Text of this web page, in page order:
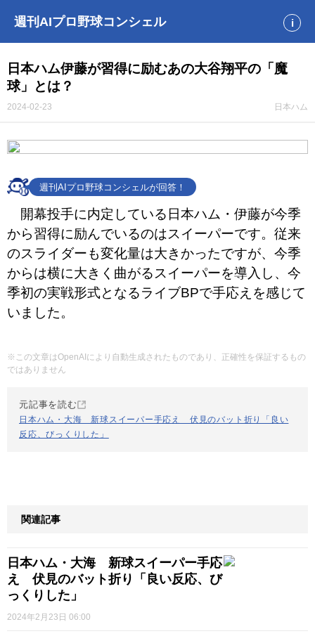
週刊AIプロ野球コンシェル i
日本ハム伊藤が習得に励むあの大谷翔平の「魔
球」とは？
2024-02-23 日本ハム
週刊AIプロ野球コンシェルが回答！
開幕投手に内定している日本ハム・伊藤が今季
から習得に励んでいるのはスイーパーです。従来
のスライダーも変化量は大きかったですが、今季
からは横に大きく曲がるスイーパーを導入し、今
季初の実戦形式となるライブBPで手応えを感じて
いました。
※この文章はOpenAIにより自動生成されたものであり、正確性を保証するもの
ではありません
元記事を読む
日本ハム・大海 新球スイーパー手応え 伏見のバット折り「良い
反応、びっくりした」
関連記事
日本ハム・大海 新球スイーパー手応
え 伏見のバット折り「良い反応、び
っくりした」
2024年2月23日 06:00